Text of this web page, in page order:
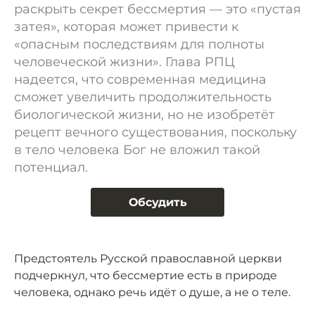
раскрыть секрет бессмертия — это «пустая
затея», которая может привести к
«опасным последствиям для полноты
человеческой жизни». Глава РПЦ
надеется, что современная медицина
сможет увеличить продолжительность
биологической жизни, но не изобретёт
рецепт вечного существования, поскольку
в тело человека Бог не вложил такой
потенциал.
Обсудить
Предстоятель Русской православной церкви
подчеркнул, что бессмертие есть в природе
человека, однако речь идёт о душе, а не о теле.